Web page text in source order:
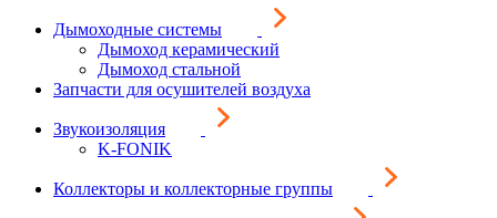
Дымоходные системы
Дымоход керамический
Дымоход стальной
Запчасти для осушителей воздуха
Звукоизоляция
K-FONIK
Коллекторы и коллекторные группы